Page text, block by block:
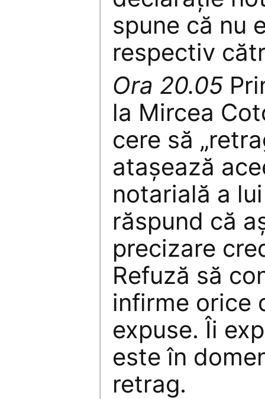
spune că nu
respectiv
Ora 20.05
la Mircea
cere să
atașează
notarială a
răspund că
precizare
Refuză să
infirme orice
expuse. Îi
este în
retrag.